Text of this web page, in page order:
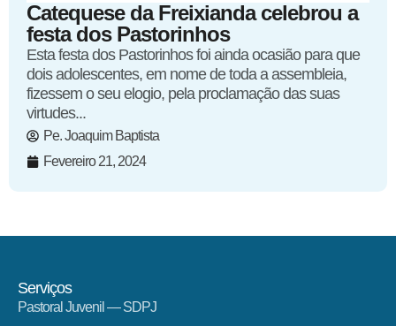
Catequese da Freixianda celebrou a
festa dos Pastorinhos
Esta festa dos Pastorinhos foi ainda ocasião para que
dois adolescentes, em nome de toda a assembleia,
fizessem o seu elogio, pela proclamação das suas
virtudes...
Pe. Joaquim Baptista
Fevereiro 21, 2024
Serviços
Pastoral Juvenil — SDPJ